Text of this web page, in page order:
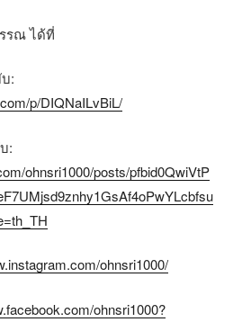
รณ ได้ที่
:
p/DIQNaILvBiL/
:
ohnsri1000/posts/pfbid0QwiVtP
ohnsri1000/
ohnsri1000?